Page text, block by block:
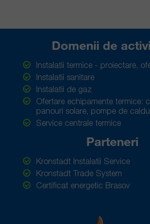
Domenii de
Instalatii termice - proiectare,
Instalatii sanitare
Instalatii de gaz
Ofertare echipamente termice:
panouri solare, pompe de
Service centrale termice
Parteneri
Kronstadt Instalatii Service
Kronstadt Trade System
Certificat energetic Brasov